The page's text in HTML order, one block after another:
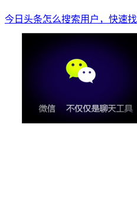
今日头条怎么搜索用户，快速